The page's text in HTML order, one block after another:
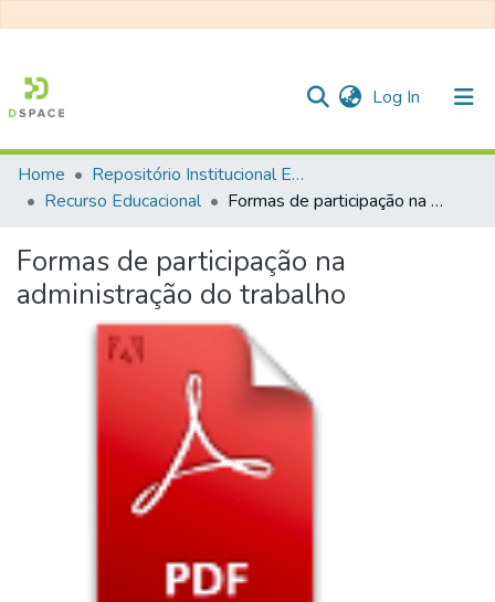
Log In (current)
Communities & Collections
Statistics
Home
Repositório Institucional EESC
Recurso Educacional
Formas de participação na administração do trabalho
Formas de participação na
administração do trabalho